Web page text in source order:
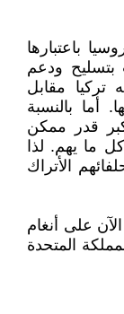
باعتبارها
بتسليح ودعم
تركيا مقابل
بالنسبة
قدر ممكن
ما يهم. لذا
الأتراك
على أنغام
المتحدة